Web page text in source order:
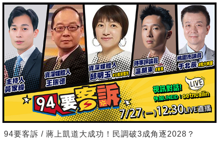
94要客訴 / 蔣上凱道大成功！民調破3成角逐2028？